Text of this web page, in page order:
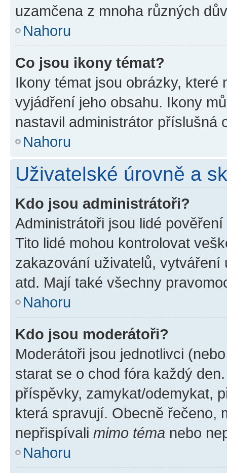
uzamčena z mnoha různých
Nahoru
Co jsou ikony témat?
Ikony témat jsou obrázky,
vyjádření jeho obsahu. Ikony
nastavil administrátor příslušná
Nahoru
Uživatelské úrovně a
Kdo jsou administrátoři?
Administrátoři jsou lidé
Tito lidé mohou kontrolovat
zakazování uživatelů,
atd. Mají také všechny
Nahoru
Kdo jsou moderátoři?
Moderátoři jsou jednotlivci
starat se o chod fóra každý
příspěvky, zamykat/odemykat,
která spravují. Obecně řečeno,
nepřispívali mimo téma nebo
Nahoru